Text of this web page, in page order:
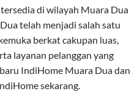
tersedia di wilayah Muara Dua
telah menjadi salah satu
berkat cakupan luas,
layanan pelanggan yang
IndiHome Muara Dua dan
sekarang.